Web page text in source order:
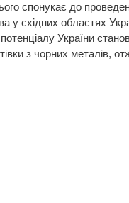
спонукає до
у східних областях
України
з чорних металів,